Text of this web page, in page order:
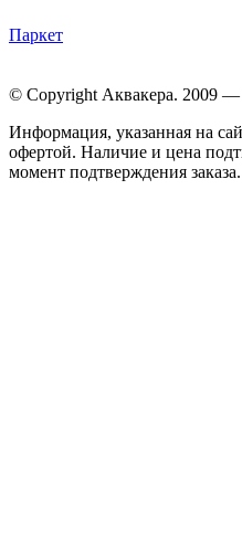
Паркет
© Copyright Аквакера. 2009 —
Информация, указанная на
офертой. Наличие и цена
момент подтверждения заказа.